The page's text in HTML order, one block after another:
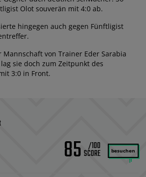
Olot souverän mit 4:0 ab.
hingegen auch gegen Fünftligist
Mannschaft von Trainer Eder Sarabia
sie doch zum Zeitpunkt des
3:0 in Front.
85 /100 besuchen